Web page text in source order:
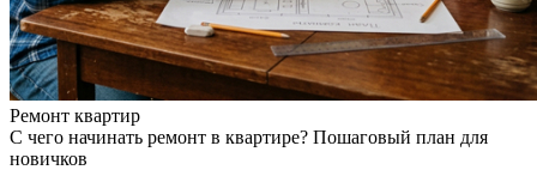
Ремонт квартир
С чего начинать ремонт в квартире? Пошаговый план для
новичков